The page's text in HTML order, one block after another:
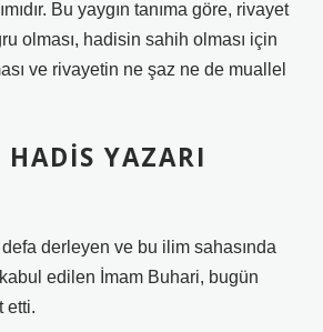
Bu yaygın tanıma göre, rivayet
olması, hadisin sahih olması için
ve rivayetin ne şaz ne de muallel
YAZARI
derleyen ve bu ilim sahasında
kabul edilen İmam Buhari, bugün
etti.